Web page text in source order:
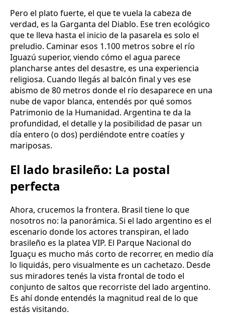
Pero el plato fuerte, el que te vuela la cabeza de
verdad, es la Garganta del Diablo. Ese tren ecológico
que te lleva hasta el inicio de la pasarela es solo el
preludio. Caminar esos 1.100 metros sobre el río
Iguazú superior, viendo cómo el agua parece
plancharse antes del desastre, es una experiencia
religiosa. Cuando llegás al balcón final y ves ese
abismo de 80 metros donde el río desaparece en una
nube de vapor blanca, entendés por qué somos
Patrimonio de la Humanidad. Argentina te da la
profundidad, el detalle y la posibilidad de pasar un
día entero (o dos) perdiéndote entre coatíes y
mariposas.
El lado brasileño: La postal
perfecta
Ahora, crucemos la frontera. Brasil tiene lo que
nosotros no: la panorámica. Si el lado argentino es el
escenario donde los actores transpiran, el lado
brasileño es la platea VIP. El Parque Nacional do
Iguaçu es mucho más corto de recorrer, en medio día
lo liquidás, pero visualmente es un cachetazo. Desde
sus miradores tenés la vista frontal de todo el
conjunto de saltos que recorriste del lado argentino.
Es ahí donde entendés la magnitud real de lo que
estás visitando.